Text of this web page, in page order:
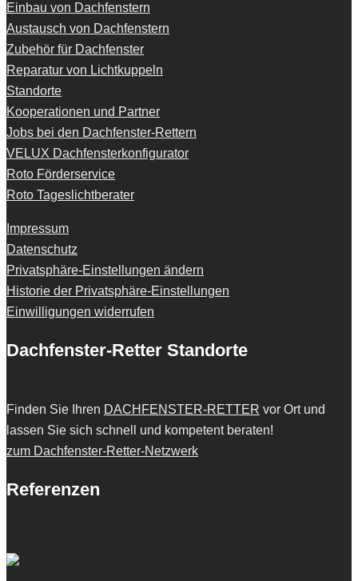
Einbau von Dachfenstern
Austausch von Dachfenstern
Zubehör für Dachfenster
Reparatur von Lichtkuppeln
Standorte
Kooperationen und Partner
Jobs bei den Dachfenster-Rettern
VELUX Dachfensterkonfigurator
Roto Förderservice
Roto Tageslichtberater
Impressum
Datenschutz
Privatsphäre-Einstellungen ändern
Historie der Privatsphäre-Einstellungen
Einwilligungen widerrufen
Dachfenster-Retter Standorte
Finden Sie Ihren DACHFENSTER-RETTER vor Ort und
lassen Sie sich schnell und kompetent beraten!
zum Dachfenster-Retter-Netzwerk
Referenzen